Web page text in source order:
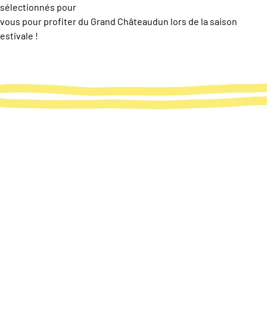
sélectionnés pour
vous pour profiter du Grand Châteaudun lors de la saison
estivale !